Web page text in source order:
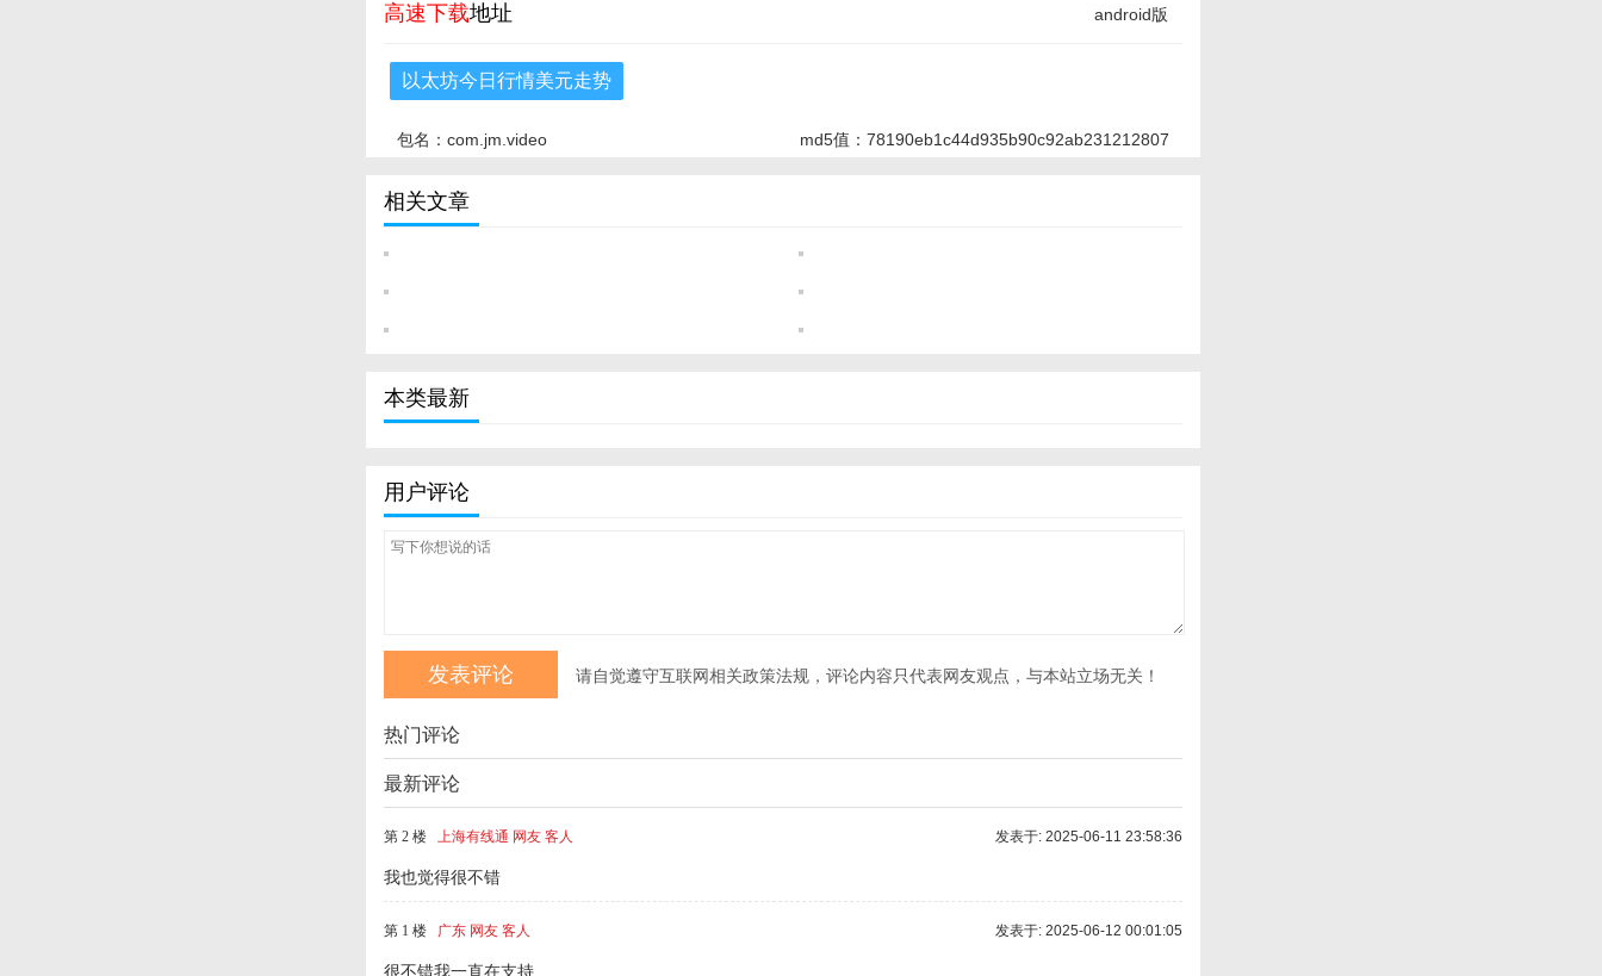
高速下载地址 android版
以太坊今日行情美元走势
包名：com.jm.video md5值：78190eb1c44d935b90c92ab231212807
相关文章
本类最新
用户评论
请自觉遵守互联网相关政策法规，评论内容只代表网友观点，与本站立场无关！
热门评论
最新评论
第 2 楼 上海有线通 网友 客人 发表于: 2025-06-11 23:58:36
我也觉得很不错
第 1 楼 广东 网友 客人 发表于: 2025-06-12 00:01:05
很不错我一直在支持